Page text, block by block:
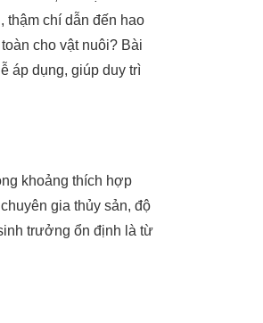
thậm chí dẫn đến hao
cho vật nuôi? Bài
áp dụng, giúp duy trì
khoảng thích hợp
gia thủy sản, độ
trưởng ổn định là từ